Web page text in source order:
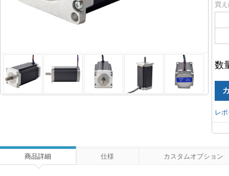
買
数
レ
商品詳細 仕様 カスタムオプション